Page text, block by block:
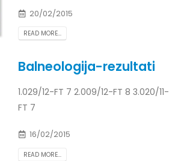
20/02/2015
READ MORE...
Balneologija-rezultati
1.029/12-FT 7 2.009/12-FT 8 3.020/11-
FT 7
16/02/2015
READ MORE...